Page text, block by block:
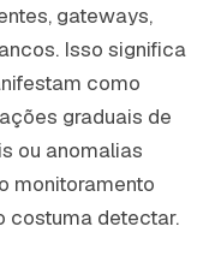
gateways,
Isso significa
como
graduais de
ou anomalias
monitoramento
costuma detectar.